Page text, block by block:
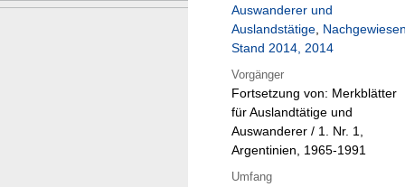
Auswanderer und
Auslandstätige,
Stand 2014, 2014
Vorgänger
Fortsetzung von: Merkblätter
für Auslandtätige und
Auswanderer / 1. Nr. 1,
Argentinien, 1965-1991
Umfang